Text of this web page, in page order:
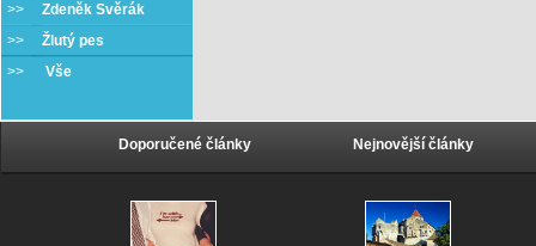
>> Zdeněk Svěrák
>> Žlutý pes
>>
Vše
Doporučené články Nejnovější články